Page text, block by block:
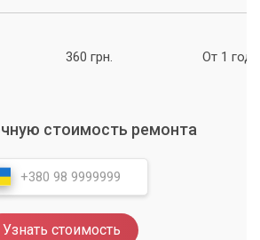
360 грн. От 1 года
стоимость ремонта
Узнать стоимость